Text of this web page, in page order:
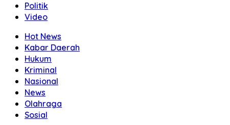
Politik
Video
Hot News
Kabar Daerah
Hukum
Kriminal
Nasional
News
Olahraga
Sosial